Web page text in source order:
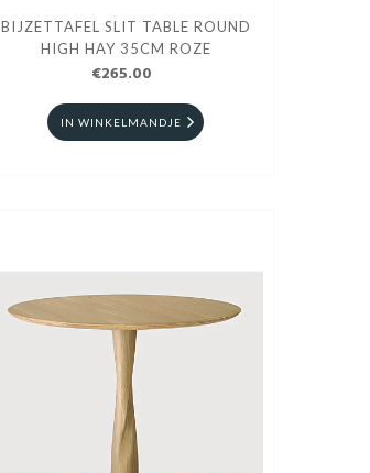
BIJZETTAFEL SLIT TABLE ROUND
HIGH HAY 35CM ROZE
€265.00
IN WINKELMANDJE